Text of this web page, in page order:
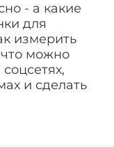
- а какие
для
измерить
можно
и сделать